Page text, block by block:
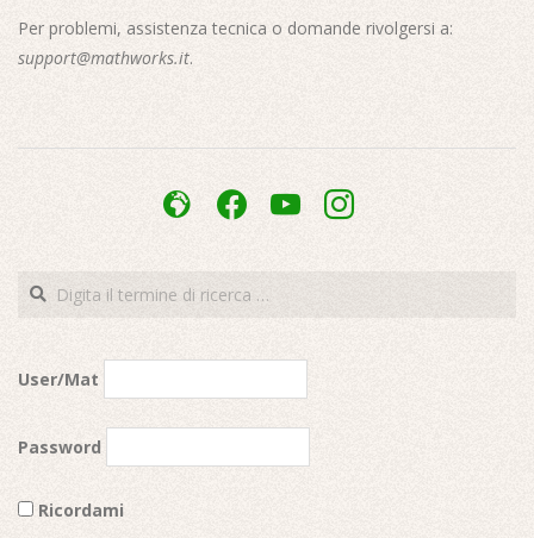
Per problemi, assistenza tecnica o domande rivolgersi a:
support@mathworks.it.
admin-
facebookyoutubeinstagram
Cerca
User/Mat
Password
Ricordami